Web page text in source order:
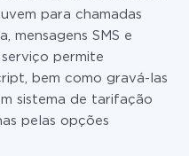
para chamadas
mensagens SMS e
permite
bem como gravá-las
sistema de tarifação
pelas opções